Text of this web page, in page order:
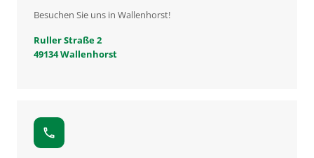
Besuchen Sie uns in Wallenhorst!
Ruller Straße 2
49134 Wallenhorst
call